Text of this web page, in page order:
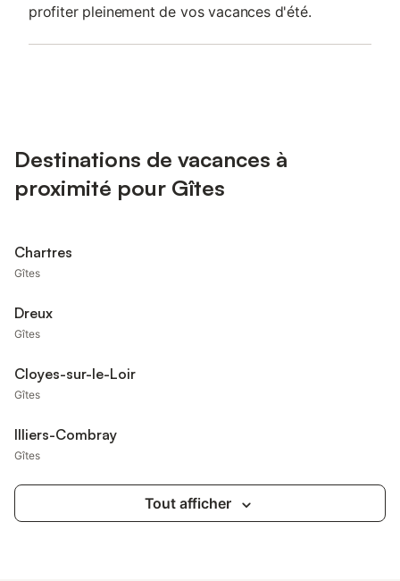
profiter pleinement de vos vacances d'été.
Destinations de vacances à
proximité pour Gîtes
Chartres
Gîtes
Dreux
Gîtes
Cloyes-sur-le-Loir
Gîtes
Illiers-Combray
Gîtes
Tout afficher